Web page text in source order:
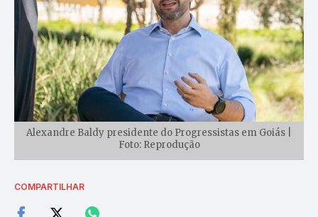
Alexandre Baldy presidente do Progressistas em Goiás |
Foto: Reprodução
COMPARTILHAR